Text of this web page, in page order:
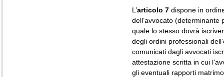
L’articolo 7 dispone in
dell’avvocato (determinante
quale lo stesso dovrà
degli ordini professionali
comunicati dagli avvocati
attestazione scritta in cui
gli eventuali rapporti